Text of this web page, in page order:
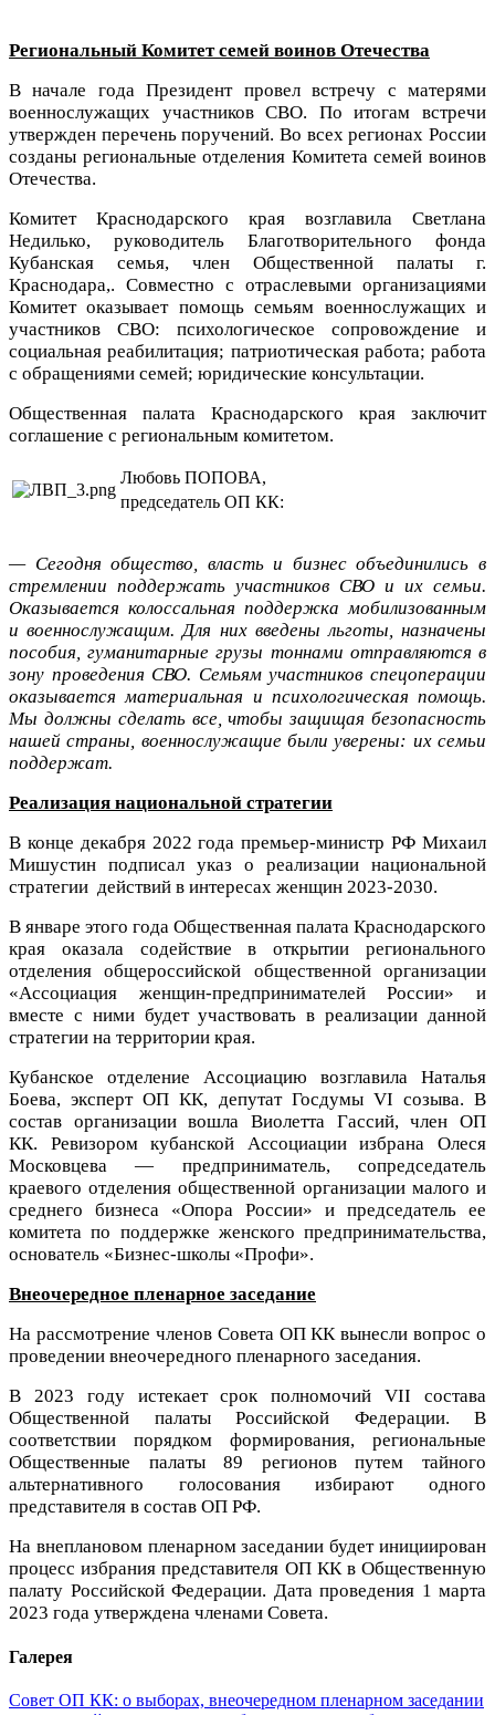
Региональный Комитет семей воинов Отечества
В начале года Президент провел встречу с матерями
военнослужащих участников СВО. По итогам встречи
утвержден перечень поручений. Во всех регионах России
созданы региональные отделения Комитета семей воинов
Отечества.
Комитет Краснодарского края возглавила Светлана
Недилько, руководитель Благотворительного фонда
Кубанская семья, член Общественной палаты г.
Краснодара,. Совместно с отраслевыми организациями
Комитет оказывает помощь семьям военнослужащих и
участников СВО: психологическое сопровождение и
социальная реабилитация; патриотическая работа; работа
с обращениями семей; юридические консультации.
Общественная палата Краснодарского края заключит
соглашение с региональным комитетом.
Любовь ПОПОВА,
председатель ОП КК:
— Сегодня общество, власть и бизнес объединились в
стремлении поддержать участников СВО и их семьи.
Оказывается колоссальная поддержка мобилизованным
и военнослужащим. Для них введены льготы, назначены
пособия, гуманитарные грузы тоннами отправляются в
зону проведения СВО. Семьям участников спецоперации
оказывается материальная и психологическая помощь.
Мы должны сделать все, чтобы защищая безопасность
нашей страны, военнослужащие были уверены: их семьи
поддержат.
Реализация национальной стратегии
В конце декабря 2022 года премьер-министр РФ Михаил
Мишустин подписал указ о реализации национальной
стратегии действий в интересах женщин 2023-2030.
В январе этого года Общественная палата Краснодарского
края оказала содействие в открытии регионального
отделения общероссийской общественной организации
«Ассоциация женщин-предпринимателей России» и
вместе с ними будет участвовать в реализации данной
стратегии на территории края.
Кубанское отделение Ассоциацию возглавила Наталья
Боева, эксперт ОП КК, депутат Госдумы VI созыва. В
состав организации вошла Виолетта Гассий, член ОП
КК. Ревизором кубанской Ассоциации избрана Олеся
Московцева — предприниматель, сопредседатель
краевого отделения общественной организации малого и
среднего бизнеса «Опора России» и председатель ее
комитета по поддержке женского предпринимательства,
основатель «Бизнес-школы «Профи».
Внеочередное пленарное заседание
На рассмотрение членов Совета ОП КК вынесли вопрос о
проведении внеочередного пленарного заседания.
В 2023 году истекает срок полномочий VII состава
Общественной палаты Российской Федерации. В
соответствии порядком формирования, региональные
Общественные палаты 89 регионов путем тайного
альтернативного голосования избирают одного
представителя в состав ОП РФ.
На внеплановом пленарном заседании будет инициирован
процесс избрания представителя ОП КК в Общественную
палату Российской Федерации. Дата проведения 1 марта
2023 года утверждена членами Совета.
Галерея
Совет ОП КК: о выборах, внеочередном пленарном заседании